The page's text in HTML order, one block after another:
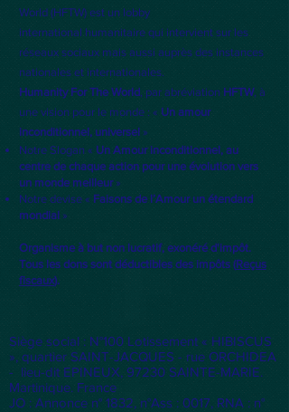
World (HFTW) est un lobby
international humanitaire qui intervient sur les
réseaux sociaux mais aussi auprès des instances
nationales et internationales.
Humanity For The World, par abréviation HFTW, à
une vision pour le monde : « Un amour
inconditionnel, universel »
Notre Slogan « Un Amour inconditionnel, au
centre de chaque action pour une évolution vers
un monde meilleur»
Notre devise « Faisons de l’Amour un étendard
mondial »
Organisme à but non lucratif, exonéré d'impôt.
Tous les dons sont déductibles des impôts (Reçus
fiscaux).
Siège social : N°100 Lotissement « HIBISCUS
», quartier SAINT-JACQUES - rue ORCHIDEA
- lieu-dit EPINEUX, 97230 SAINTE-MARIE.
Martinique. France
JO : Annonce n° 1832, n°Ass : 0017, RNA : n°